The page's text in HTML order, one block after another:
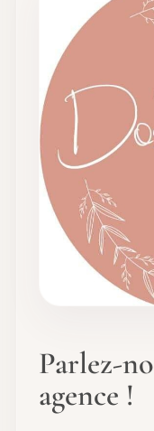
Parlez-
agence !